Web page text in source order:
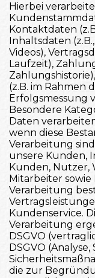
Hierbei
Kontaktdaten
Inhaltsdaten
Videos),
Laufzeit),
(z.B. im Rahmen
Erfolgsmessung
Besondere
Daten
wenn diese
Verarbeitung
unsere Kunden,
Kunden, Nutzer,
Mitarbeiter
Verarbeitung
Kundenservice.
Verarbeitung
DSGVO
DSGVO
die zur